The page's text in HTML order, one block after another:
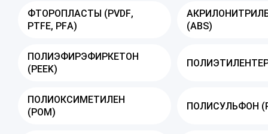
ФТОРОПЛАСТЫ (PVDF,
PTFE, PFA)
(ABS)
ПОЛИЭФИРЭФИРКЕТОН
(PEEK)
ПОЛИОКСИМЕТИЛЕН
(POM)
ПОЛИСУЛЬФОН